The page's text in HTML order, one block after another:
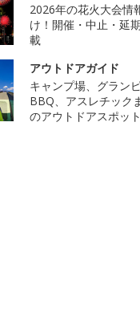
2026年の花火大会情
け！開催・中止・延
載
アウトドアガイド
キャンプ場、グラン
BBQ、アスレチック
のアウトドアスポッ